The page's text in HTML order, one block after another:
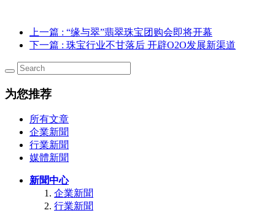
上一篇 : “缘与翠”翡翠珠宝团购会即将开幕
下一篇 : 珠宝行业不甘落后 开辟O2O发展新渠道
为您推荐
所有文章
企業新聞
行業新聞
媒體新聞
新聞中心
企業新聞
行業新聞